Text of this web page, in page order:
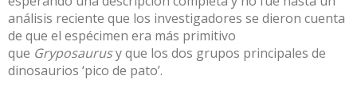
análisis reciente que los investigadores se dieron cuenta
de que el espécimen era más primitivo
que Gryposaurusy que los dos grupos principales de
dinosaurios ‘pico de pato’.